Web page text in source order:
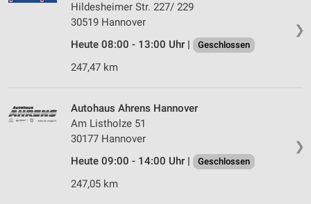
❯
Hildesheimer Str. 227/ 229
30519 Hannover
Heute 08:00 - 13:00 Uhr |
Geschlossen
247,47 km
❯
Autohaus Ahrens Hannover
Am Listholze 51
30177 Hannover
Heute 09:00 - 14:00 Uhr |
Geschlossen
247,05 km